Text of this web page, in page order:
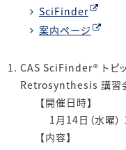
SciFinder
案内ページ
CAS SciFinder® トピ
Retrosynthesis 講習
【開催日時】
1月14日（水曜
【内容】